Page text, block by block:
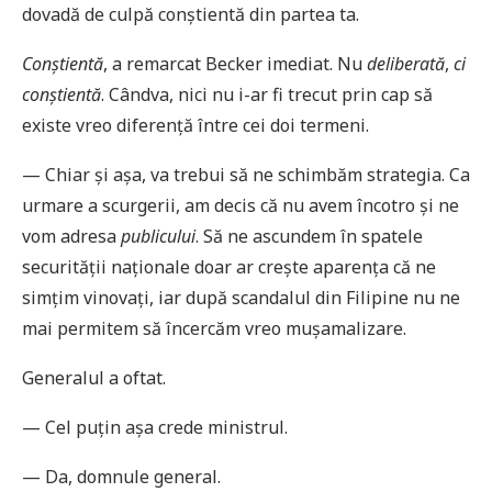
dovadă de culpă conștientă din partea ta.
Conștientă, a remarcat Becker imediat. Nudeliberată, ci
conștientă. Cândva, nici nu i-ar fi trecut prin cap să
existe vreo diferență între cei doi termeni.
— Chiar și așa, va trebui să ne schimbăm strategia. Ca
urmare a scurgerii, am decis că nu avem încotro și ne
vom adresapublicului. Să ne ascundem în spatele
securității naționale doar ar crește aparența că ne
simțim vinovați, iar după scandalul din Filipine nu ne
mai permitem să încercăm vreo mușamalizare.
Generalul a oftat.
— Cel puțin așa crede ministrul.
— Da, domnule general.